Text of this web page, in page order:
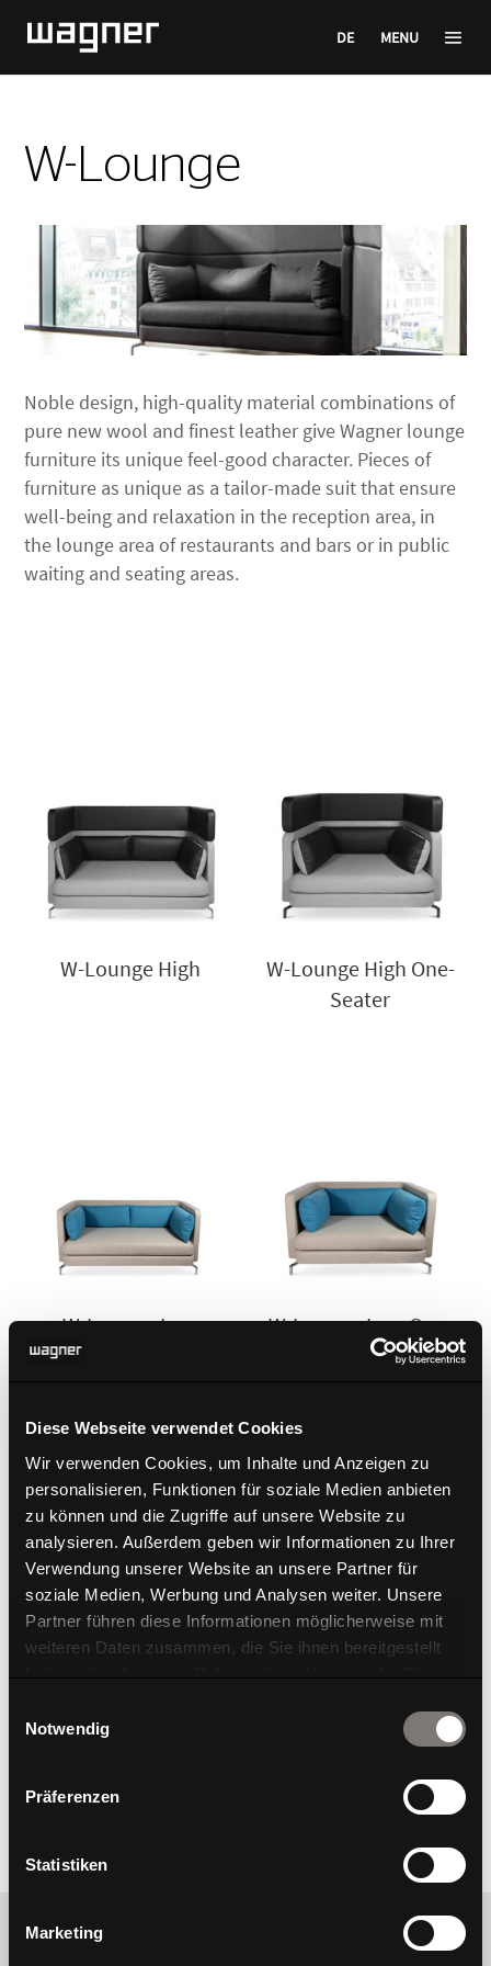
Diese Webseite verwendet Cookies
Wir verwenden Cookies, um Inhalte und Anzeigen zu
personalisieren, Funktionen für soziale Medien anbieten
zu können und die Zugriffe auf unsere Website zu
analysieren. Außerdem geben wir Informationen zu Ihrer
Verwendung unserer Website an unsere Partner für
soziale Medien, Werbung und Analysen weiter. Unsere
Partner führen diese Informationen möglicherweise mit
weiteren Daten zusammen, die Sie ihnen bereitgestellt
haben oder die sie im Rahmen Ihrer Nutzung der Dienste
Notwendig
Präferenzen
Statistiken
Marketing
DE MENU
W-Lounge
Noble design, high-quality material combinations of
pure new wool and finest leather give Wagner lounge
furniture its unique feel-good character. Pieces of
furniture as unique as a tailor-made suit that ensure
well-being and relaxation in the reception area, in
the lounge area of restaurants and bars or in public
waiting and seating areas.
W-Lounge High
W-Lounge High One-
Seater
W-Lounge Low
W-Lounge Low One-
Seater